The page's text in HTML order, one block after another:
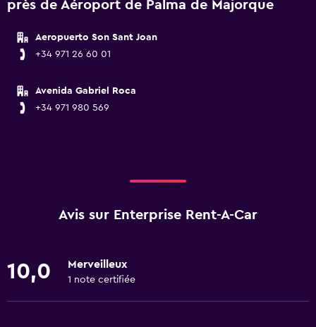
près de Aéroport de Palma de Majorque
Aeropuerto Son Sant Joan
+34 971 26 60 01
Avenida Gabriel Roca
+34 971 980 569
Avis sur Enterprise Rent-A-Car
10,0 Merveilleux
1 note certifiée